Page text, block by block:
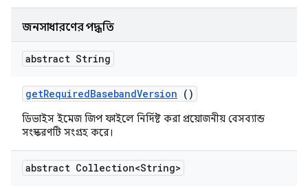
জনসাধারণের পদ্ধতি
abstract String
getRequiredBasebandVersion ()
ডিভাইস ইমেজ জিপ ফাইলে নির্দিষ্ট করা প্রয়োজনীয় বেসব্যান্ড
সংস্করণটি সংগ্রহ করে।
abstract Collection<String>